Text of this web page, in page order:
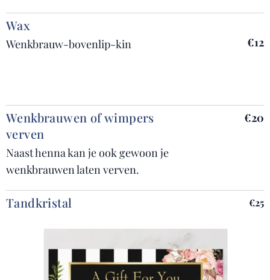
Wax
Wenkbrauw-bovenlip-kin €12
Wenkbrauwen of wimpers
verven
Naast henna kan je ook gewoon je
wenkbrauwen laten verven.
€20
Tandkristal €25